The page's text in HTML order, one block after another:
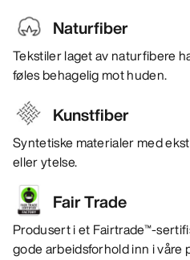
Naturfiber
Tekstiler laget av naturfibere
føles behagelig mot huden.
Kunstfiber
Syntetiske materialer med
eller ytelse.
Fair Trade
Produsert i et Fairtrade™-
gode arbeidsforhold inn i våre